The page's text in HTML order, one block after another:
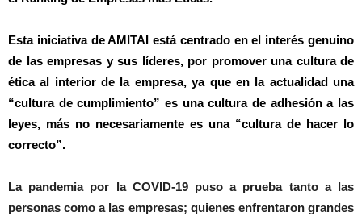
Esta iniciativa de AMITAI está centrado en el interés genuino
de las empresas y sus líderes, por promover una cultura de
ética al interior de la empresa, ya que en la actualidad una
“cultura de cumplimiento” es una cultura de adhesión a las
leyes, más no necesariamente es una “cultura de hacer lo
correcto”.
La pandemia por la COVID-19 puso a prueba tanto a las
personas como a las empresas; quienes enfrentaron grandes